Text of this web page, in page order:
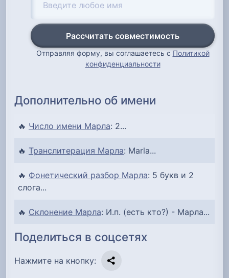
Рассчитать совместимость
Отправляя форму, вы соглашаетесь с Политикой
конфиденциальности
Дополнительно об имени
🔥 Число имени Марла: 2...
🔥 Транслитерация Марла: Marla...
🔥 Фонетический разбор Марла: 5 букв и 2
слога...
🔥 Склонение Марла: И.п. (есть кто?) - Марла...
Поделиться в соцсетях
Нажмите на кнопку: